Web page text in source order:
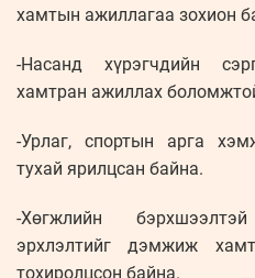
хамтын ажиллагаа зохион
-Насанд хүрэгчдийн
хамтран ажиллах
-Урлаг, спортын арга
тухай ярилцсан байна.
-Хөгжлийн
эрхлэлтийг дэмжиж
тохиролцсон байна.